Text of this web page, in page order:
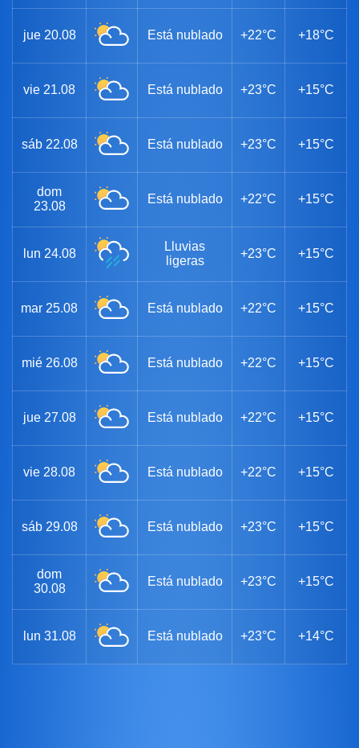
jue 20.08 Está nublado +22°C +18°C
vie 21.08 Está nublado +23°C +15°C
sáb 22.08 Está nublado +23°C +15°C
dom
23.08
Está nublado +22°C +15°C
lun 24.08
Lluvias
ligeras
+23°C +15°C
mar 25.08 Está nublado +22°C +15°C
mié 26.08 Está nublado +22°C +15°C
jue 27.08 Está nublado +22°C +15°C
vie 28.08 Está nublado +22°C +15°C
sáb 29.08 Está nublado +23°C +15°C
dom
30.08
Está nublado +23°C +15°C
lun 31.08 Está nublado +23°C +14°C